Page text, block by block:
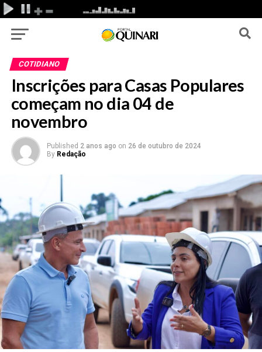
COTIDIANO
Inscrições para Casas Populares
começam no dia 04 de
novembro
Published 2 anos ago on 26 de outubro de 2024
By Redação